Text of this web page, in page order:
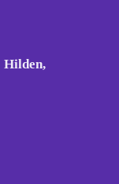
Hilden,